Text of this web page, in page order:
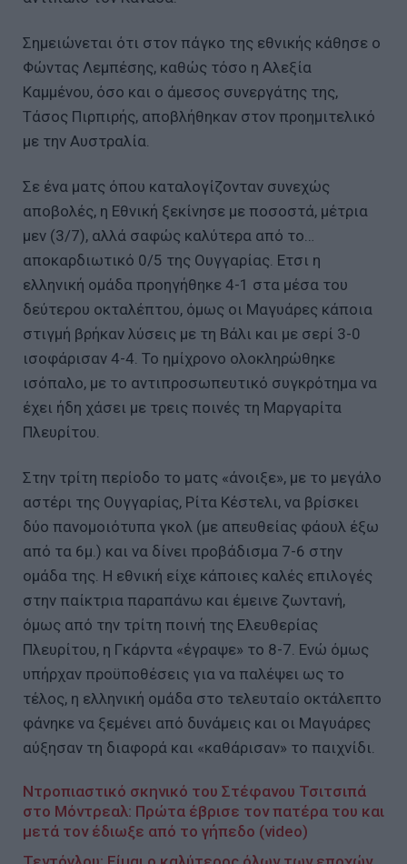
Σημειώνεται ότι στον πάγκο της εθνικής κάθησε ο
Φώντας Λεμπέσης, καθώς τόσο η Αλεξία
Καμμένου, όσο και ο άμεσος συνεργάτης της,
Τάσος Πιρπιρής, αποβλήθηκαν στον προημιτελικό
με την Αυστραλία.
Σε ένα ματς όπου καταλογίζονταν συνεχώς
αποβολές, η Εθνική ξεκίνησε με ποσοστά, μέτρια
μεν (3/7), αλλά σαφώς καλύτερα από το…
αποκαρδιωτικό 0/5 της Ουγγαρίας. Ετσι η
ελληνική ομάδα προηγήθηκε 4-1 στα μέσα του
δεύτερου οκταλέπτου, όμως οι Μαγυάρες κάποια
στιγμή βρήκαν λύσεις με τη Βάλι και με σερί 3-0
ισοφάρισαν 4-4. Το ημίχρονο ολοκληρώθηκε
ισόπαλο, με το αντιπροσωπευτικό συγκρότημα να
έχει ήδη χάσει με τρεις ποινές τη Μαργαρίτα
Πλευρίτου.
Στην τρίτη περίοδο το ματς «άνοιξε», με το μεγάλο
αστέρι της Ουγγαρίας, Ρίτα Κέστελι, να βρίσκει
δύο πανομοιότυπα γκολ (με απευθείας φάουλ έξω
από τα 6μ.) και να δίνει προβάδισμα 7-6 στην
ομάδα της. Η εθνική είχε κάποιες καλές επιλογές
στην παίκτρια παραπάνω και έμεινε ζωντανή,
όμως από την τρίτη ποινή της Ελευθερίας
Πλευρίτου, η Γκάρντα «έγραψε» το 8-7. Ενώ όμως
υπήρχαν προϋποθέσεις για να παλέψει ως το
τέλος, η ελληνική ομάδα στο τελευταίο οκτάλεπτο
φάνηκε να ξεμένει από δυνάμεις και οι Μαγυάρες
αύξησαν τη διαφορά και «καθάρισαν» το παιχνίδι.
Ντροπιαστικό σκηνικό του Στέφανου Τσιτσιπά
στο Μόντρεαλ: Πρώτα έβρισε τον πατέρα του και
μετά τον έδιωξε από το γήπεδο (video)